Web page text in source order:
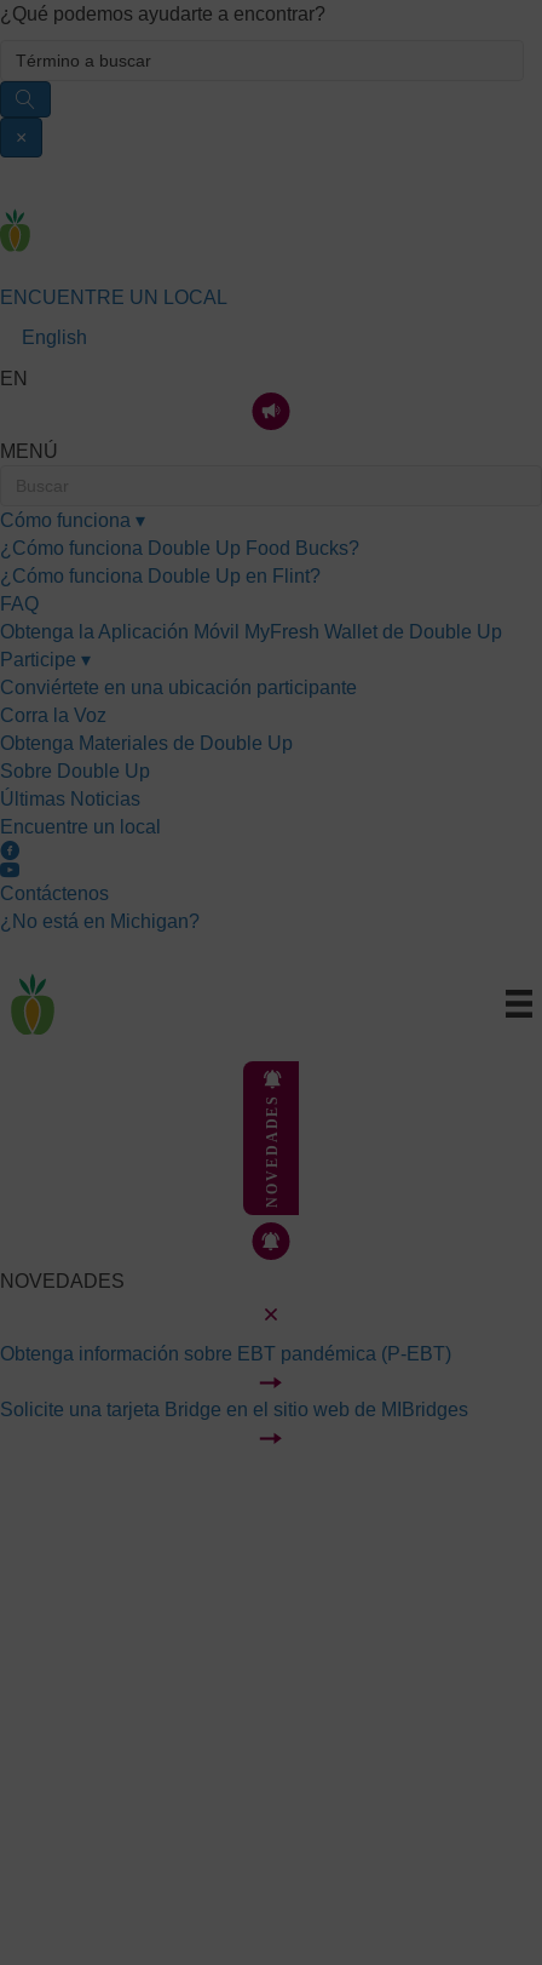
¿Qué podemos ayudarte a encontrar?
×
ENCUENTRE UN LOCAL
English
EN
MENÚ
Cómo funciona ▾
¿Cómo funciona Double Up Food Bucks?
¿Cómo funciona Double Up en Flint?
FAQ
Obtenga la Aplicación Móvil MyFresh Wallet de Double Up
Participe ▾
Conviértete en una ubicación participante
Corra la Voz
Obtenga Materiales de Double Up
Sobre Double Up
Últimas Noticias
Encuentre un local
Contáctenos
¿No está en Michigan?
NOVEDADES
NOVEDADES
Obtenga información sobre EBT pandémica (P-EBT)
Solicite una tarjeta Bridge en el sitio web de MIBridges